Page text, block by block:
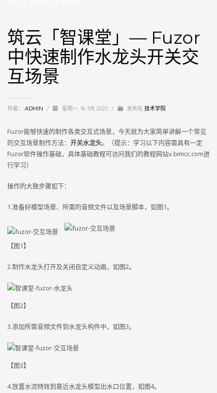
筑云「智课堂」— Fuzor
中快速制作水龙头开关交
互场景
作者： ADMIN / 星期一, 16 3月 2020 / 发布在 技术学院
Fuzor能够快速的制作各类交互式场景，今天就为大家简单讲解一个常见
的交互场景制作方法： 开关水龙头。（提示：学习以下内容需具有一定
Fuzor软件操作基础，具体基础教程可访问我们的教程网站v.bimcc.com进
行学习）
操作的大致步骤如下：
1.准备好模型场景、所需的音频文件以及场景脚本，如图1。
【图1】
2.制作水龙头打开及关闭自定义动画，如图2。
【图2】
3.添加所需音频文件到水龙头构件中，如图3。
【图3】
4.放置水流特效到靠近水龙头模型出水口位置，如图4。